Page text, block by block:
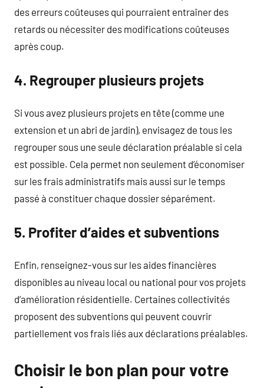
des erreurs coûteuses qui pourraient entraîner des
retards ou nécessiter des modifications coûteuses
après coup.
4. Regrouper plusieurs projets
Si vous avez plusieurs projets en tête (comme une
extension et un abri de jardin), envisagez de tous les
regrouper sous une seule déclaration préalable si cela
est possible. Cela permet non seulement d’économiser
sur les frais administratifs mais aussi sur le temps
passé à constituer chaque dossier séparément.
5. Profiter d’aides et subventions
Enfin, renseignez-vous sur les aides financières
disponibles au niveau local ou national pour vos projets
d’amélioration résidentielle. Certaines collectivités
proposent des subventions qui peuvent couvrir
partiellement vos frais liés aux déclarations préalables.
Choisir le bon plan pour votre